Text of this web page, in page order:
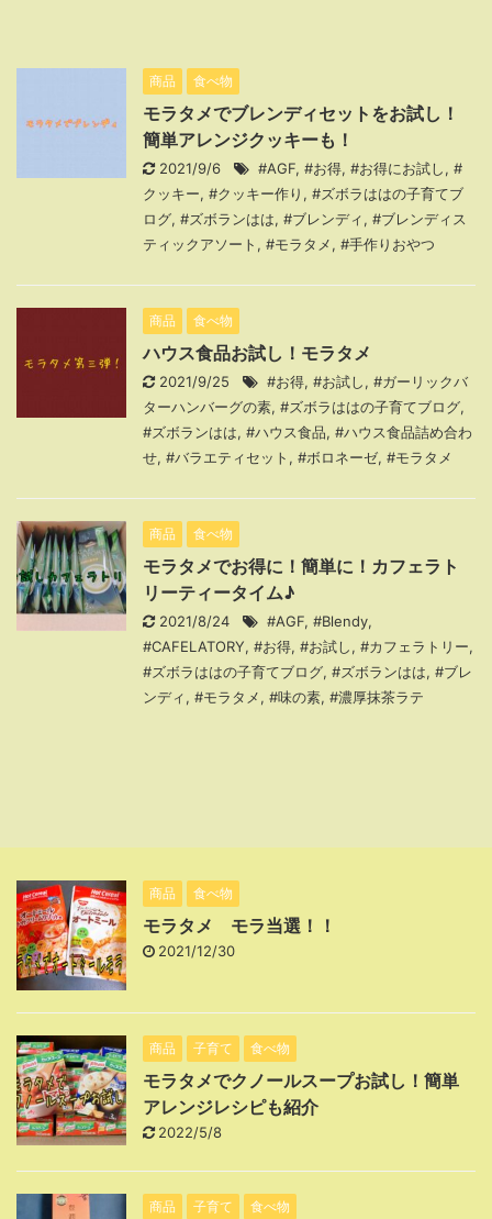
商品 食べ物
モラタメでブレンディセットをお試し！
簡単アレンジクッキーも！
2021/9/6 #AGF, #お得, #お得にお試し, #
クッキー, #クッキー作り , #ズボラははの子育てブ
ログ, #ズボランはは, #ブレンディ, #ブレンディス
ティックアソート , #モラタメ, #手作りおやつ
商品 食べ物
ハウス食品お試し！モラタメ
2021/9/25 #お得, #お試し, #ガーリックバ
ターハンバーグの素, #ズボラははの子育てブログ,
#ズボランはは, #ハウス食品, #ハウス食品詰め合わ
せ, #バラエティセット , #ボロネーゼ, #モラタメ
商品 食べ物
モラタメでお得に！簡単に！カフェラト
リーティータイム♪
2021/8/24 #AGF, #Blendy,
#CAFELATORY, #お得, #お試し, #カフェラトリー,
#ズボラははの子育てブログ, #ズボランはは, #ブレ
ンディ, #モラタメ, #味の素, #濃厚抹茶ラテ
商品 食べ物
モラタメ モラ当選！！
2021/12/30
商品 子育て 食べ物
モラタメでクノールスープお試し！簡単
アレンジレシピも紹介
2022/5/8
商品 子育て 食べ物